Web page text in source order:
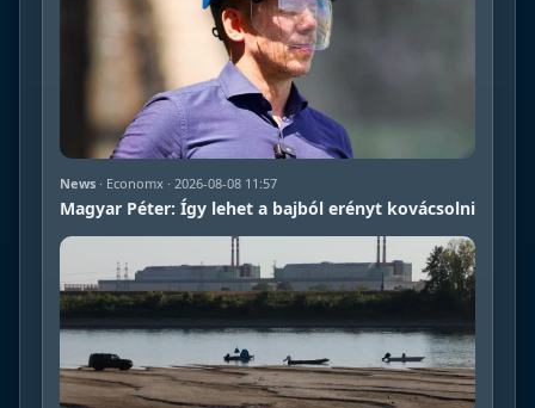
News · Economx · 2026-08-08 11:57
Magyar Péter: Így lehet a bajból erényt kovácsolni